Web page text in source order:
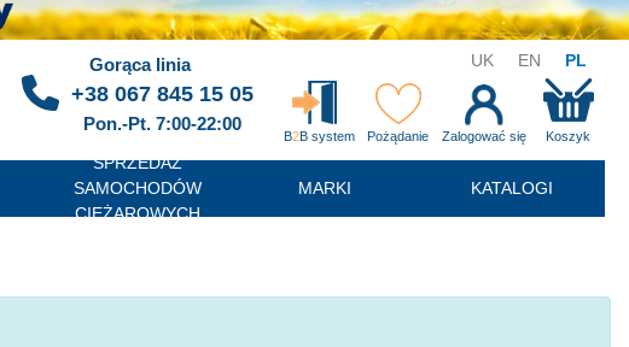
UK EN PL
Gorąca linia
+38 067 845 15 05
Pon.-Pt. 7:00-22:00
B2B system Pożądanie Zalogować się Koszyk
SPRZEDAŻ
SAMOCHODÓW
CIĘŻAROWYCH
MARKI KATALOGI